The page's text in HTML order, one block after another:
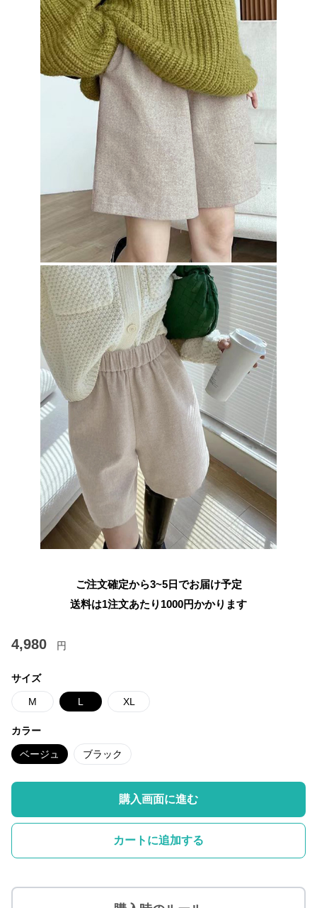
ご注文確定から3~5日でお届け予定
送料は1注文あたり 1000円かかります
4,980 円
サイズ
M L XL
カラー
ベージュ ブラック
購入画面に進む
カートに追加する